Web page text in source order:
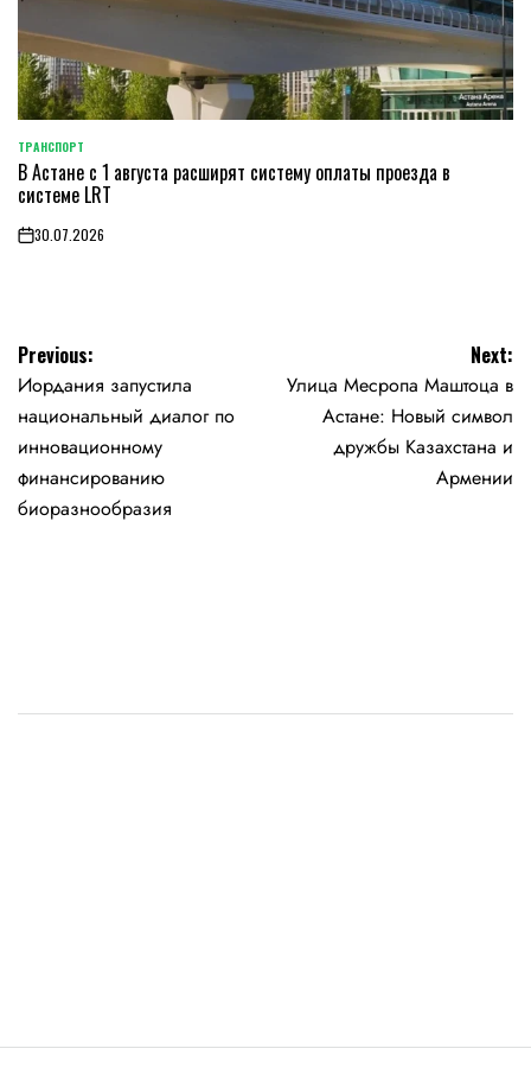
POSTED
IN
ТРАНСПОРТ
В Астане с 1 августа расширят систему оплаты проезда в
системе LRT
on30.07.2026
Навигация
по
записям
Previous:
Иордания запустила
национальный диалог по
инновационному
финансированию
биоразнообразия
Next:
Улица Месропа Маштоца в
Астане: Новый символ
дружбы Казахстана и
Армении